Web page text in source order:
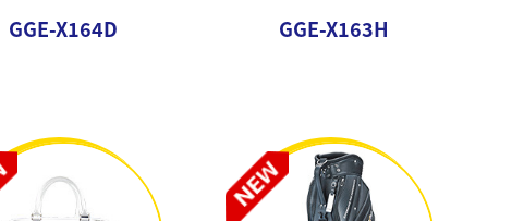
GGE-X164D GGE-X163H